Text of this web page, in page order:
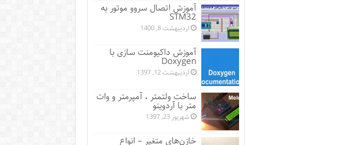
آموزش اتصال سروو موتور به
STM32
اردیبهشت 8, 1400
آموزش داکیومنت سازی با
Doxygen
اردیبهشت 12, 1397
ساخت ولتمتر ، آمپرمتر و وات
متر با آردوینو
شهریور 23, 1397
خازن‌های متغیر – انواع